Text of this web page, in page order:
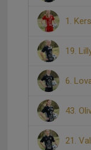
1.
19.
6.
43.
21.